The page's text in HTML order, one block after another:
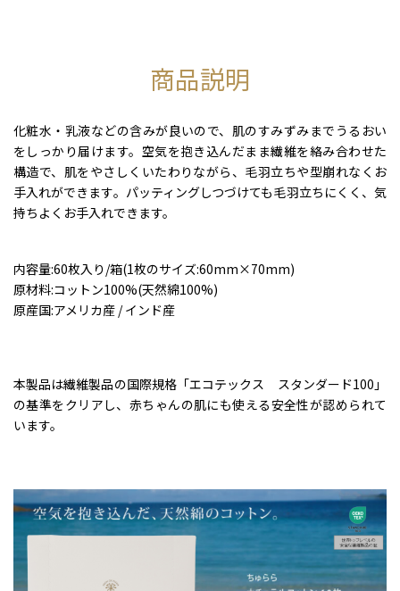
商品説明
化粧水・乳液などの含みが良いので、肌のすみずみまでうるおい
をしっかり届けます。空気を抱き込んだまま繊維を絡み合わせた
構造で、肌をやさしくいたわりながら、毛羽立ちや型崩れなくお
手入れができます。パッティングしつづけても毛羽立ちにくく、気
持ちよくお手入れできます。
内容量:60枚入り/箱(1枚のサイズ:60mm×70mm)
原材料:コットン100%(天然綿100%)
原産国:アメリカ産 / インド産
本製品は繊維製品の国際規格「エコテックス スタンダード100」
の基準をクリアし、赤ちゃんの肌にも使える安全性が認められて
います。